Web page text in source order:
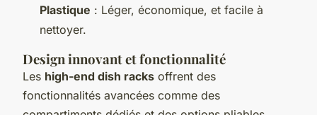
Plastique : Léger, économique, et facile à
nettoyer.
Design innovant et fonctionnalité
Les high-end dish racks offrent des
fonctionnalités avancées comme des